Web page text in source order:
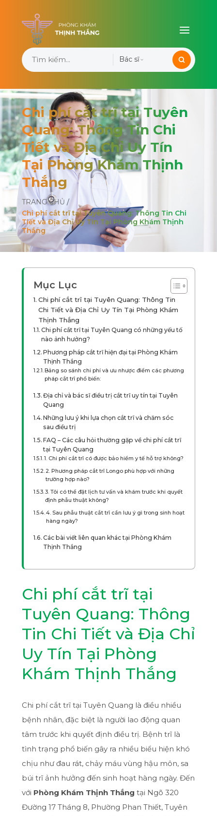
Bác sĩ
Chi phí cắt trĩ tại Tuyên
Quang: Thông Tin Chi
Tiết và Địa Chỉ Uy Tín
Tại Phòng Khám Thịnh
Thắng
TRANG CHỦ /
Chi phí cắt trĩ tại Tuyên Quang: Thông Tin Chi
Tiết và Địa Chỉ Uy Tín Tại Phòng Khám Thịnh
Thắng
Mục Lục
Chi phí cắt trĩ tại Tuyên Quang: Thông Tin
Chi Tiết và Địa Chỉ Uy Tín Tại Phòng Khám
Thịnh Thắng
Chi phí cắt trĩ tại Tuyên Quang có những yếu tố
nào ảnh hưởng?
Phương pháp cắt trĩ hiện đại tại Phòng Khám
Thịnh Thắng
Bảng so sánh chi phí và ưu nhược điểm các phương
pháp cắt trĩ phổ biến:
Địa chỉ và bác sĩ điều trị cắt trĩ uy tín tại Tuyên
Quang
Những lưu ý khi lựa chọn cắt trĩ và chăm sóc
sau điều trị
FAQ – Các câu hỏi thường gặp về chi phí cắt trĩ
tại Tuyên Quang
1. Chi phí cắt trĩ có được bảo hiểm y tế hỗ trợ không?
2. Phương pháp cắt trĩ Longo phù hợp với những
trường hợp nào?
3. Tôi có thể đặt lịch tư vấn và khám trước khi quyết
định phẫu thuật không?
4. Sau phẫu thuật cắt trĩ cần lưu ý gì trong sinh hoạt
hàng ngày?
Các bài viết liên quan khác tại Phòng Khám
Thịnh Thắng
Chi phí cắt trĩ tại
Tuyên Quang: Thông
Tin Chi Tiết và Địa Chỉ
Uy Tín Tại Phòng
Khám Thịnh Thắng
Chi phí cắt trĩ tại Tuyên Quang là điều nhiều
bệnh nhân, đặc biệt là người lao động quan
tâm trước khi quyết định điều trị. Bệnh trĩ là
tình trạng phổ biến gây ra nhiều biểu hiện khó
chịu như đau rát, chảy máu vùng hậu môn, sa
búi trĩ ảnh hưởng đến sinh hoạt hàng ngày. Đến
với Phòng Khám Thịnh Thắng tại Ngõ 320
Đường 17 Tháng 8, Phường Phan Thiết, Tuyên